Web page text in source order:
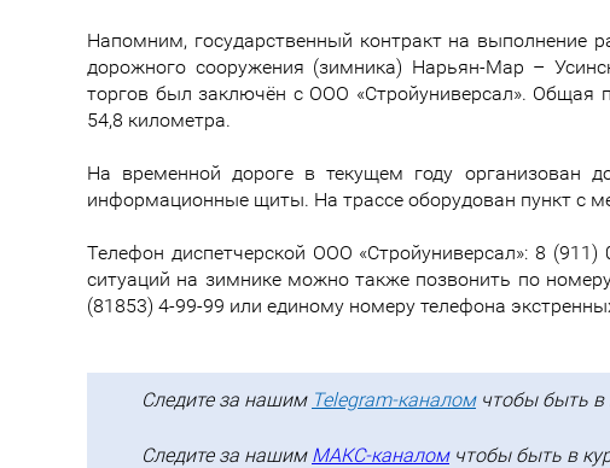
Напомним, государственный контракт на выполнение
дорожного сооружения (зимника) Нарьян-Мар –
торгов был заключён с ООО «Стройуниверсал». Общая
54,8 километра.
На временной дороге в текущем году организован
информационные щиты. На трассе оборудован пункт с
Телефон диспетчерской ООО «Стройуниверсал»: 8
ситуаций на зимнике можно также позвонить по
(81853) 4-99-99 или единому номеру телефона
Следите за нашим Telegram-каналомчтобы быть в
Следите за нашим МАКС-каналомчтобы быть в